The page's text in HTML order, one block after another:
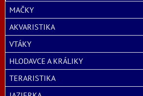
MAČKY
AKVARISTIKA
VTÁKY
HLODAVCE A KRÁLIKY
TERARISTIKA